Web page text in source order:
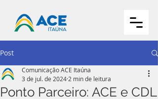
Post
Ponto Parceiro: ACE e CDL
Comunicação ACE Itaúna
3 de jul. de 2024 2 min de leitura